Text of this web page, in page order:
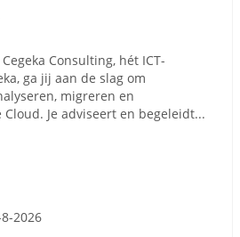
Consulting, hét ICT-
ga jij aan de slag om
migreren en
Je adviseert en begeleidt...
2026